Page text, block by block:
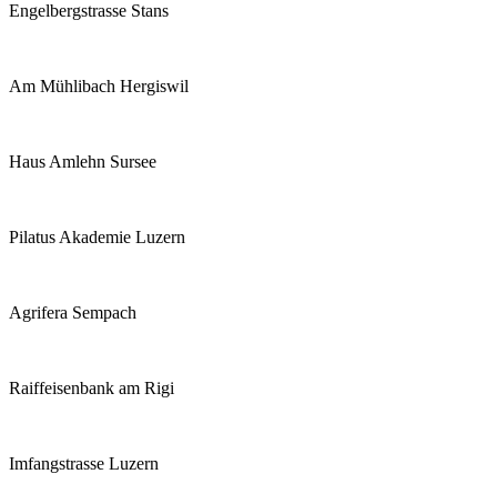
Engelbergstrasse Stans
Am Mühlibach Hergiswil
Haus Amlehn Sursee
Pilatus Akademie Luzern
Agrifera Sempach
Raiffeisenbank am Rigi
Imfangstrasse Luzern